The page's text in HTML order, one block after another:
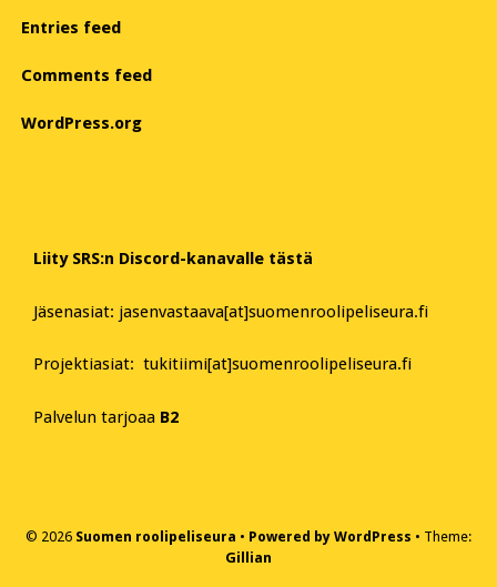
Entries feed
Comments feed
WordPress.org
Liity SRS:n Discord-kanavalle tästä
Jäsenasiat: jasenvastaava[at]suomenroolipeliseura.fi
Projektiasiat: tukitiimi[at]suomenroolipeliseura.fi
Palvelun tarjoaa B2
© 2026 Suomen roolipeliseura Powered by WordPress
Theme:
Gillian